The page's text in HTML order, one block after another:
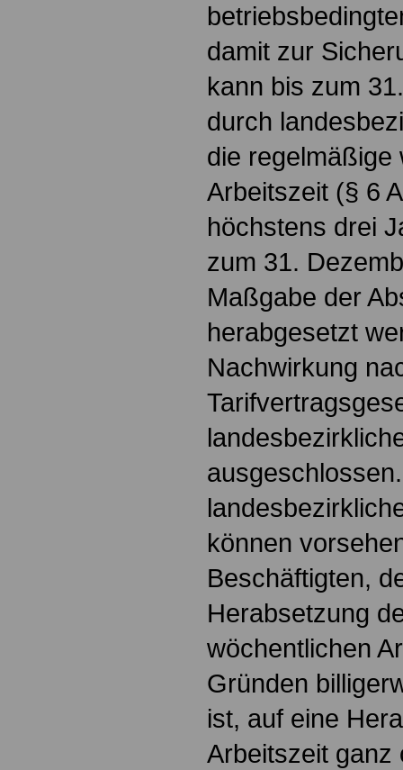
damit zur
kann bis zum
durch
die regelmäßige
Arbeitszeit (§ 6
höchstens drei
zum 31.
Maßgabe der
herabgesetzt
Nachwirkung
können
Beschäftigten,
Herabsetzung
wöchentlichen
Gründen
ist, auf eine
Arbeitszeit ganz